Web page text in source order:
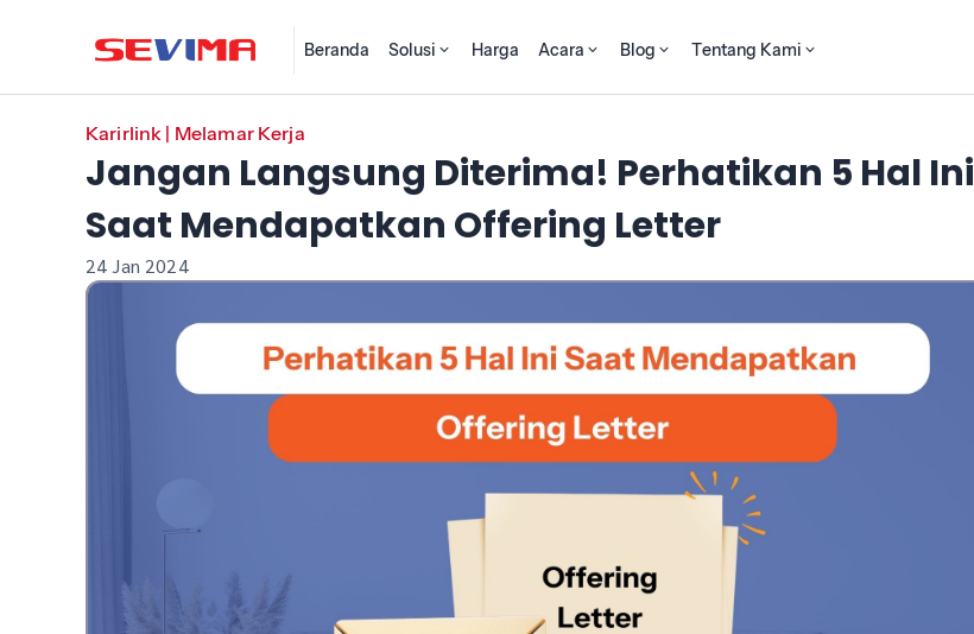
Beranda Solusi Harga Acara Blog Tentang Kami
Karirlink | Melamar Kerja
Jangan Langsung Diterima! Perhatikan 5 Hal Ini
Saat Mendapatkan Offering Letter
24 Jan 2024